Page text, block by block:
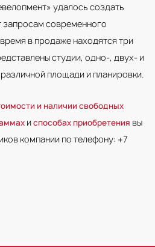
удалось создать
запросам современного
в продаже находятся три
студии, одно-, двух- и
площади и планировки.
и наличии свободных
испособах приобретения вы
компании по телефону: +7